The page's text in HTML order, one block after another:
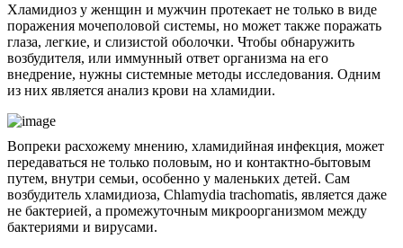
Хламидиоз у женщин и мужчин протекает не только в виде
поражения мочеполовой системы, но может также поражать
глаза, легкие, и слизистой оболочки. Чтобы обнаружить
возбудителя, или иммунный ответ организма на его
внедрение, нужны системные методы исследования. Одним
из них является анализ крови на хламидии.
Вопреки расхожему мнению, хламидийная инфекция, может
передаваться не только половым, но и контактно-бытовым
путем, внутри семьи, особенно у маленьких детей. Сам
возбудитель хламидиоза, Сhlamydia trachomatis, является даже
не бактерией, а промежуточным микроорганизмом между
бактериями и вирусами.